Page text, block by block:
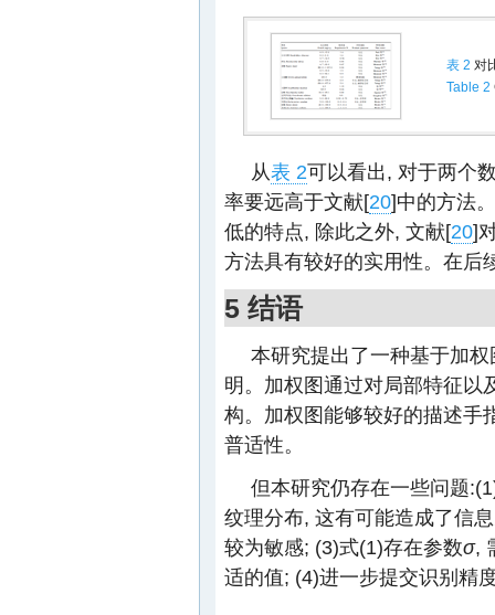
表 2 对
Table 2
从表 2可以看出, 对于两个
率要远高于文献[20]中的方法
低的特点, 除此之外, 文献[20]
方法具有较好的实用性。在后
5 结语
本研究提出了一种基于加
明。加权图通过对局部特征以
构。加权图能够较好的描述手
普适性。
但本研究仍存在一些问题
纹理分布, 这有可能造成了信
较为敏感; (3)式(1)存在参数σ,
适的值; (4)进一步提交识别精